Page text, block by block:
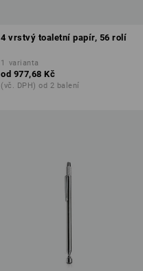
4 vrstvý toaletní papír, 56 rolí
1 varianta
od 977,68 Kč
(vč. DPH) od 2 balení